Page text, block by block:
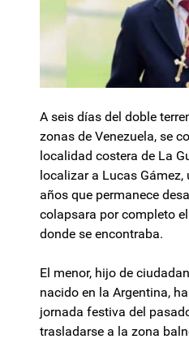
A seis días del doble
zonas de Venezuela, se
localidad costera de La
localizar a Lucas
años que permanece
colapsara por completo
donde se encontraba.
El menor, hijo de
nacido en la Argentina,
jornada festiva del
trasladarse a la zona